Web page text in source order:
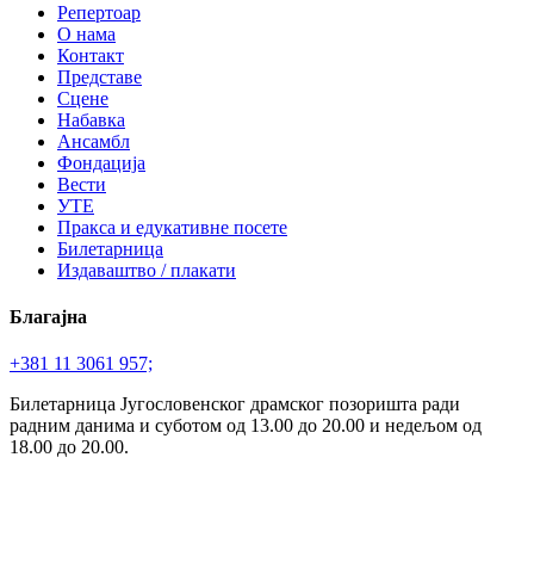
Репертоар
О нама
Контакт
Представе
Сцене
Набавка
Ансамбл
Фондација
Вести
УТЕ
Пракса и едукативне посете
Билетарница
Издаваштво / плакати
Благајна
+381 11 3061 957;
Билетарница Југословенског драмског позоришта ради
радним данима и суботом од 13.00 до 20.00 и недељом од
18.00 до 20.00.